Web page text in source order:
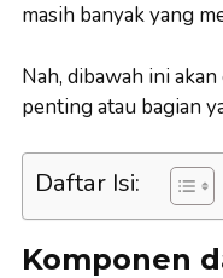
masih banyak yang
Nah, dibawah ini
penting atau bagian
Daftar Isi:
Komponen